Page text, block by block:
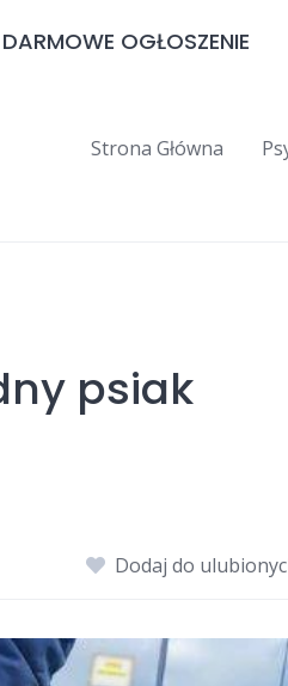
OGŁOSZENIE
Strona Główna
psiak
Dodaj do